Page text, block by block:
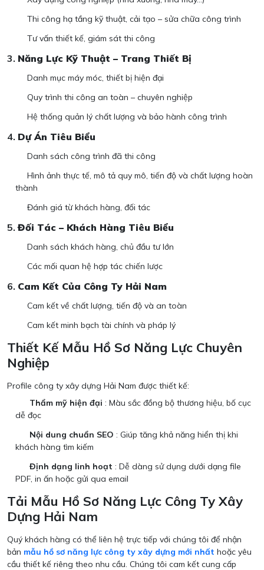
Thi công hạ tầng kỹ thuật, cải tạo – sửa chữa công trình
Tư vấn thiết kế, giám sát thi công
3. Năng Lực Kỹ Thuật – Trang Thiết Bị
Danh mục máy móc, thiết bị hiện đại
Quy trình thi công an toàn – chuyên nghiệp
Hệ thống quản lý chất lượng và bảo hành công trình
4. Dự Án Tiêu Biểu
Danh sách công trình đã thi công
Hình ảnh thực tế, mô tả quy mô, tiến độ và chất lượng hoàn
thành
Đánh giá từ khách hàng, đối tác
5.Đối Tác – Khách Hàng Tiêu Biểu
Danh sách khách hàng, chủ đầu tư lớn
Các mối quan hệ hợp tác chiến lược
6. Cam Kết Của Công Ty Hải Nam
Cam kết về chất lượng, tiến độ và an toàn
Cam kết minh bạch tài chính và pháp lý
Thiết Kế Mẫu Hồ Sơ Năng Lực Chuyên
Nghiệp
Profile công ty xây dựng Hải Nam được thiết kế:
Thẩm mỹ hiện đại : Màu sắc đồng bộ thương hiệu, bố cục
dễ đọc
Nội dung chuẩn SEO : Giúp tăng khả năng hiển thị khi
khách hàng tìm kiếm
Định dạng linh hoạt : Dễ dàng sử dụng dưới dạng file
PDF, in ấn hoặc gửi qua email
Tải Mẫu Hồ Sơ Năng Lực Công Ty Xây
Dựng Hải Nam
Quý khách hàng có thể liên hệ trực tiếp với chúng tôi để nhận
bản mẫu hồ sơ năng lực công ty xây dựng mới nhất hoặc yêu
cầu thiết kế riêng theo nhu cầu. Chúng tôi cam kết cung cấp